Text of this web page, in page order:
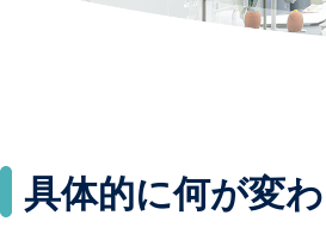
具体的に何が変